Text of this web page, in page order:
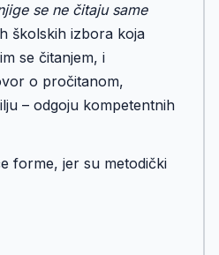
se ne čitaju same
školskih izbora koja
se čitanjem, i
o pročitanom,
– odgoju kompetentnih
forme, jer su metodički